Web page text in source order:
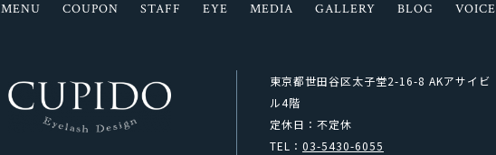
MENU COUPON STAFF EYE MEDIA GALLERY BLOG VOICE
東京都世田谷区太子堂2-16-8 AKアサイビ
ル4階
定休日：不定休
TEL： 03-5430-6055